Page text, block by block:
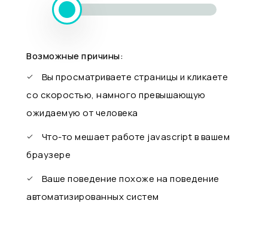
Возможные причины:
Вы просматриваете страницы и кликаете
со скоростью, намного превышающую
ожидаемую от человека
Что-то мешает работе javascript в вашем
браузере
Ваше поведение похоже на поведение
автоматизированных систем